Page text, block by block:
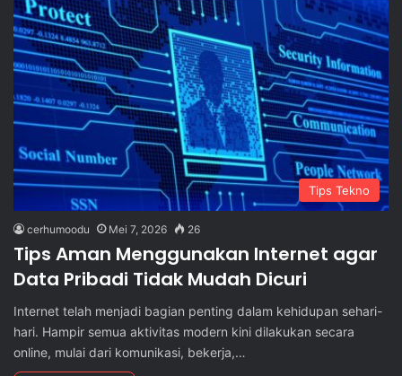
Tips Tekno
cerhumoodu Mei 7, 2026 26
Tips Aman Menggunakan Internet agar
Data Pribadi Tidak Mudah Dicuri
Internet telah menjadi bagian penting dalam kehidupan sehari-
hari. Hampir semua aktivitas modern kini dilakukan secara
online, mulai dari komunikasi, bekerja,…